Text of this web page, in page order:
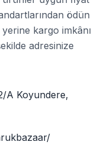
ödün
kargo imkânı
adresinize
A Koyundere,